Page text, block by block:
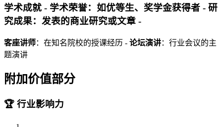
学术成就 - 学术荣誉：如优等生、奖学金获得者 - 研
究成果：发表的商业研究或文章 -
客座讲师：在知名院校的授课经历 - 论坛演讲：行业会议的主
题演讲
附加价值部分
🏆 行业影响力